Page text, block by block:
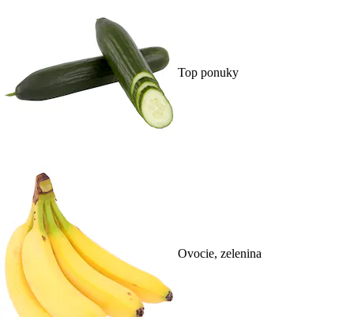
Top ponuky
Ovocie, zelenina